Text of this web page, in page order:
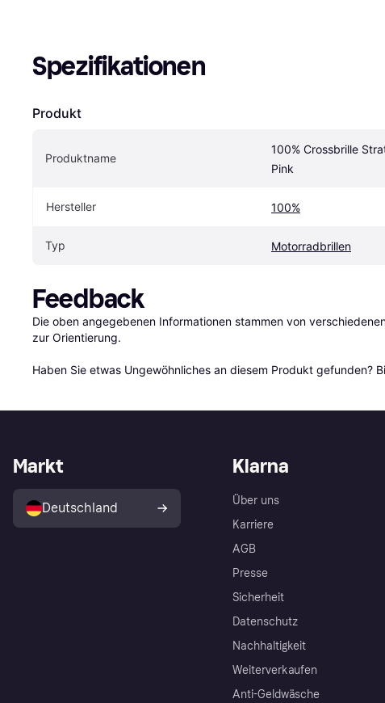
Spezifikationen
Produkt
Produktname
100% Crossbrille
Pink
Hersteller 100%
Typ Motorradbrillen
Feedback
Die oben angegebenen Informationen stammen von
zur Orientierung.
Haben Sie etwas Ungewöhnliches an diesem Produkt gefunden?
Klarna
Über uns
Karriere
AGB
Presse
Sicherheit
Datenschutz
Nachhaltigkeit
Weiterverkaufen
Anti-Geldwäsche
Markt
Deutschland